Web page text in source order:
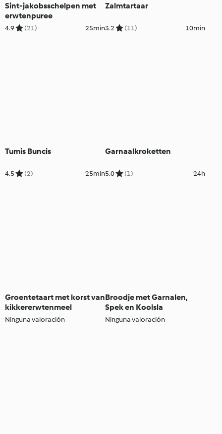
Sint-jakobsschelpen met
erwtenpuree
4.9 (21) 25min
Zalmtartaar
3.2 (11) 10min
Tumis Buncis
4.5 (2) 25min
Garnaalkroketten
5.0 (1) 24h
Groentetaart met korst van
kikkererwtenmeel
Ninguna valoración
Broodje met Garnalen,
Spek en Koolsla
Ninguna valoración